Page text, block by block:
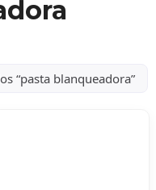
“pasta blanqueadora”